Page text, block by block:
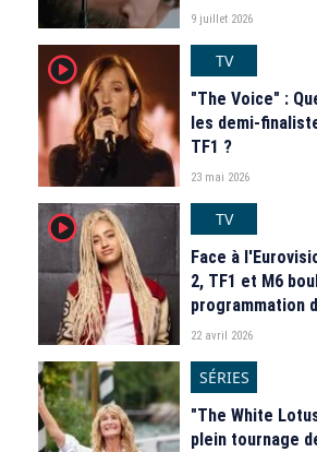
pour HBO Max
9 juillet 2026
player2
TV
"The Voice" :
les demi-
TF1 ?
23 mai 2026
player2
TV
Face à
2, TF1 et M6
programmation
et des "Traîtres"
22 avril 2026
SÉRIES
"The White
plein tournage